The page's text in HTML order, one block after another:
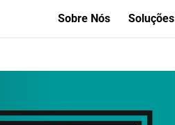
Sobre Nós Soluções